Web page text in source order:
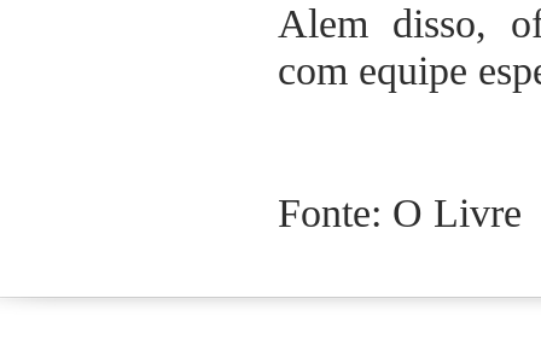
Alem disso,
com equipe
Fonte: O Livre